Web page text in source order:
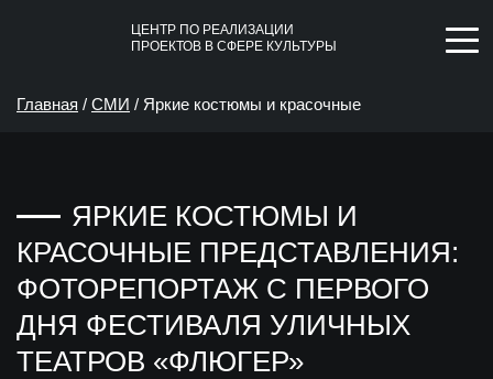
ЦЕНТР ПО РЕАЛИЗАЦИИ
ПРОЕКТОВ В СФЕРЕ КУЛЬТУРЫ
Главная / СМИ / Яркие костюмы и красочные
уличных театров «Флюгер»
ЯРКИЕ КОСТЮМЫ И
КРАСОЧНЫЕ ПРЕДСТАВЛЕНИЯ:
ФОТОРЕПОРТАЖ С ПЕРВОГО
ДНЯ ФЕСТИВАЛЯ УЛИЧНЫХ
ТЕАТРОВ «ФЛЮГЕР»